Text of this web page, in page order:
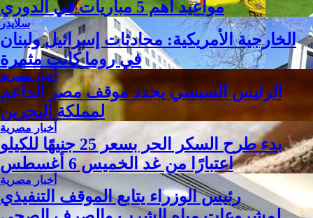
مواعيد أهم 5 مباريات في الدوري
سلايدر
الخارجية الأمريكية: محادثات إسرائيل ولبنان
في روما كانت مثمرة
أخبار مصرية
الرئيس السيسي يجدد موقف مصر الداعم
لمملكة البحرين
أخبار مصرية
بدء طرح السكر الحر بسعر 25 جنيهًا للكيلو
اعتبارًا من غد الخميس 6 أغسطس
أخبار مصرية
رئيس الوزراء يتابع الموقف التنفيذي